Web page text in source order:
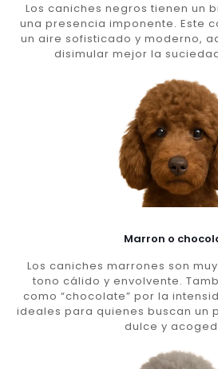
Los caniches negros tienen un
una presencia imponente. Este
un aire sofisticado y moderno,
disimular mejor la
Marron o
Los caniches marrones son
tono cálido y envolvente.
como “chocolate” por la
ideales para quienes buscan un
dulce y